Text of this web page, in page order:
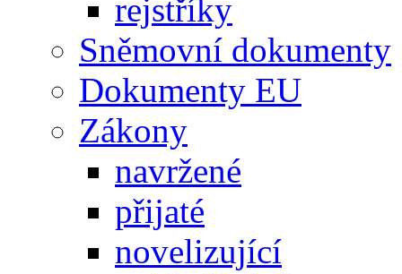
rejstříky
Sněmovní dokumenty
Dokumenty EU
Zákony
navržené
přijaté
novelizující